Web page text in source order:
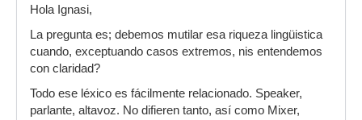
Hola Ignasi,
La pregunta es; debemos mutilar esa riqueza lingüistica
cuando, exceptuando casos extremos, nis entendemos
con claridad?
Todo ese léxico es fácilmente relacionado. Speaker,
parlante, altavoz. No difieren tanto, así como Mixer,